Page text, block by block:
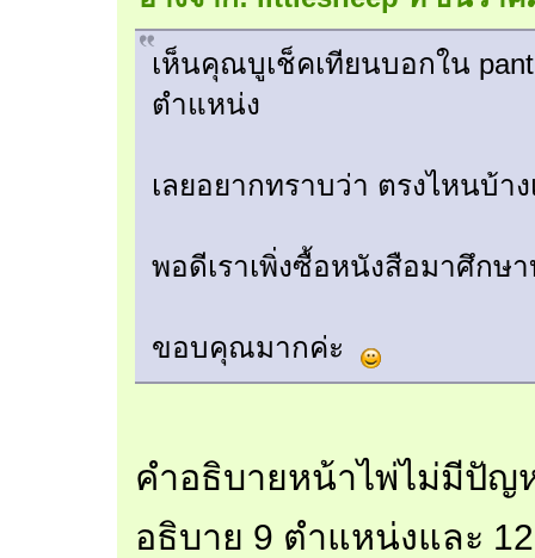
เห็นคุณบูเช็คเทียนบอกใน
ตำแหน่ง
เลยอยากทราบว่า ตรงไหนบ้า
พอดีเราเพิ่งซื้อหนังสือมาศึกษ
ขอบคุณมากค่ะ
คำอธิบายหน้าไพ่ไม่มีปัญ
อธิบาย 9 ตำแหน่งและ